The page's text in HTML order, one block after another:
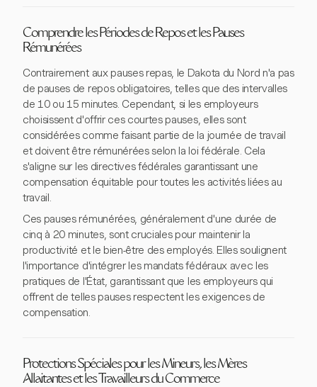
Comprendre les Périodes de Repos et les Pauses
Rémunérées
Contrairement aux pauses repas, le Dakota du Nord n'a pas
de pauses de repos obligatoires, telles que des intervalles
de 10 ou 15 minutes. Cependant, si les employeurs
choisissent d'offrir ces courtes pauses, elles sont
considérées comme faisant partie de la journée de travail
et doivent être rémunérées selon la loi fédérale. Cela
s'aligne sur les directives fédérales garantissant une
compensation équitable pour toutes les activités liées au
travail.
Ces pauses rémunérées, généralement d'une durée de
cinq à 20 minutes, sont cruciales pour maintenir la
productivité et le bien-être des employés. Elles soulignent
l'importance d'intégrer les mandats fédéraux avec les
pratiques de l'État, garantissant que les employeurs qui
offrent de telles pauses respectent les exigences de
compensation.
Protections Spéciales pour les Mineurs, les Mères
Allaitantes et les Travailleurs du Commerce